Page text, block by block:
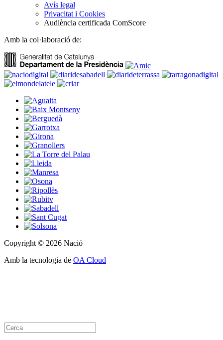
Avís legal
Privacitat i Cookies
Audiència certificada ComScore
Amb la col·laboració de:
Copyright © 2026 Nació
Amb la tecnologia de OA Cloud